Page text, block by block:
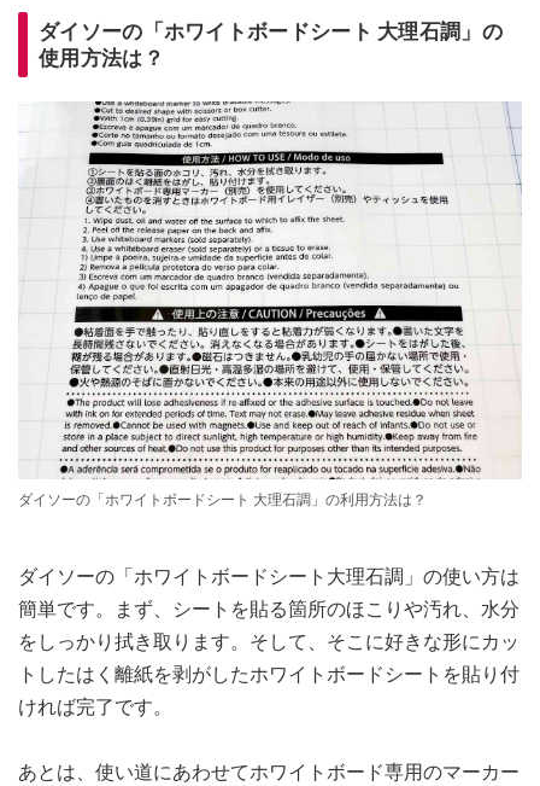
ダイソーの「ホワイトボードシート 大理石調」の
使用方法は？
ダイソーの「ホワイトボードシート 大理石調」の利用方法は？
ダイソーの「ホワイトボードシート大理石調」の使い方は
簡単です。まず、シートを貼る箇所のほこりや汚れ、水分
をしっかり拭き取ります。そして、そこに好きな形にカッ
トしたはく離紙を剥がしたホワイトボードシートを貼り付
ければ完了です。
あとは、使い道にあわせてホワイトボード専用のマーカー